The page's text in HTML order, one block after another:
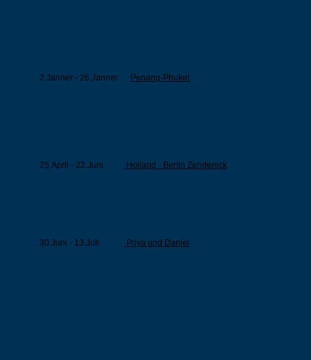
2.Janner - 26.Janner Penang-Phuket
25.April - 22.Juni Holland - Berlin Zehdenick
30.Juni - 13.Juli Priya und Daniel